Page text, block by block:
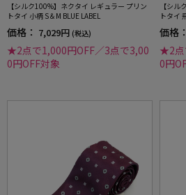
【シルク100%】ネクタイ レギュラー プリン
トタイ 小柄 S＆M BLUE LABEL
価格： 7,029円 (税込)
★2点で1,000円OFF／3点で3,00
0円OFF対象
【シ
トタイ
価格：
★2点
0円